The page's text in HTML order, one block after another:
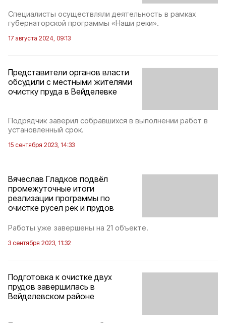
Специалисты осуществляли деятельность в рамках
губернаторской программы «Наши реки».
17 августа 2024, 09:13
Представители органов власти
обсудили с местными жителями
очистку пруда в Вейделевке
Подрядчик заверил собравшихся в выполнении работ в
установленный срок.
15 сентября 2023, 14:33
Вячеслав Гладков подвёл
промежуточные итоги
реализации программы по
очистке русел рек и прудов
Работы уже завершены на 21 объекте.
3 сентября 2023, 11:32
Подготовка к очистке двух
прудов завершилась в
Вейделевском районе